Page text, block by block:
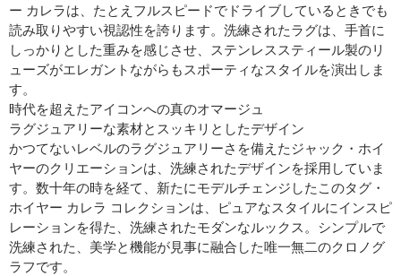
ー カレラは、たとえフルスピードでドライブしているときでも
読み取りやすい視認性を誇ります。洗練されたラグは、手首に
しっかりとした重みを感じさせ、ステンレススティール製のリ
ューズがエレガントながらもスポーティなスタイルを演出しま
す。
時代を超えたアイコンへの真のオマージュ
ラグジュアリーな素材とスッキリとしたデザイン
かつてないレベルのラグジュアリーさを備えたジャック・ホイ
ヤーのクリエーションは、洗練されたデザインを採用していま
す。数十年の時を経て、新たにモデルチェンジしたこのタグ・
ホイヤー カレラ コレクションは、ピュアなスタイルにインスピ
レーションを得た、洗練されたモダンなルックス。シンプルで
洗練された、美学と機能が見事に融合した唯一無二のクロノグ
ラフです。